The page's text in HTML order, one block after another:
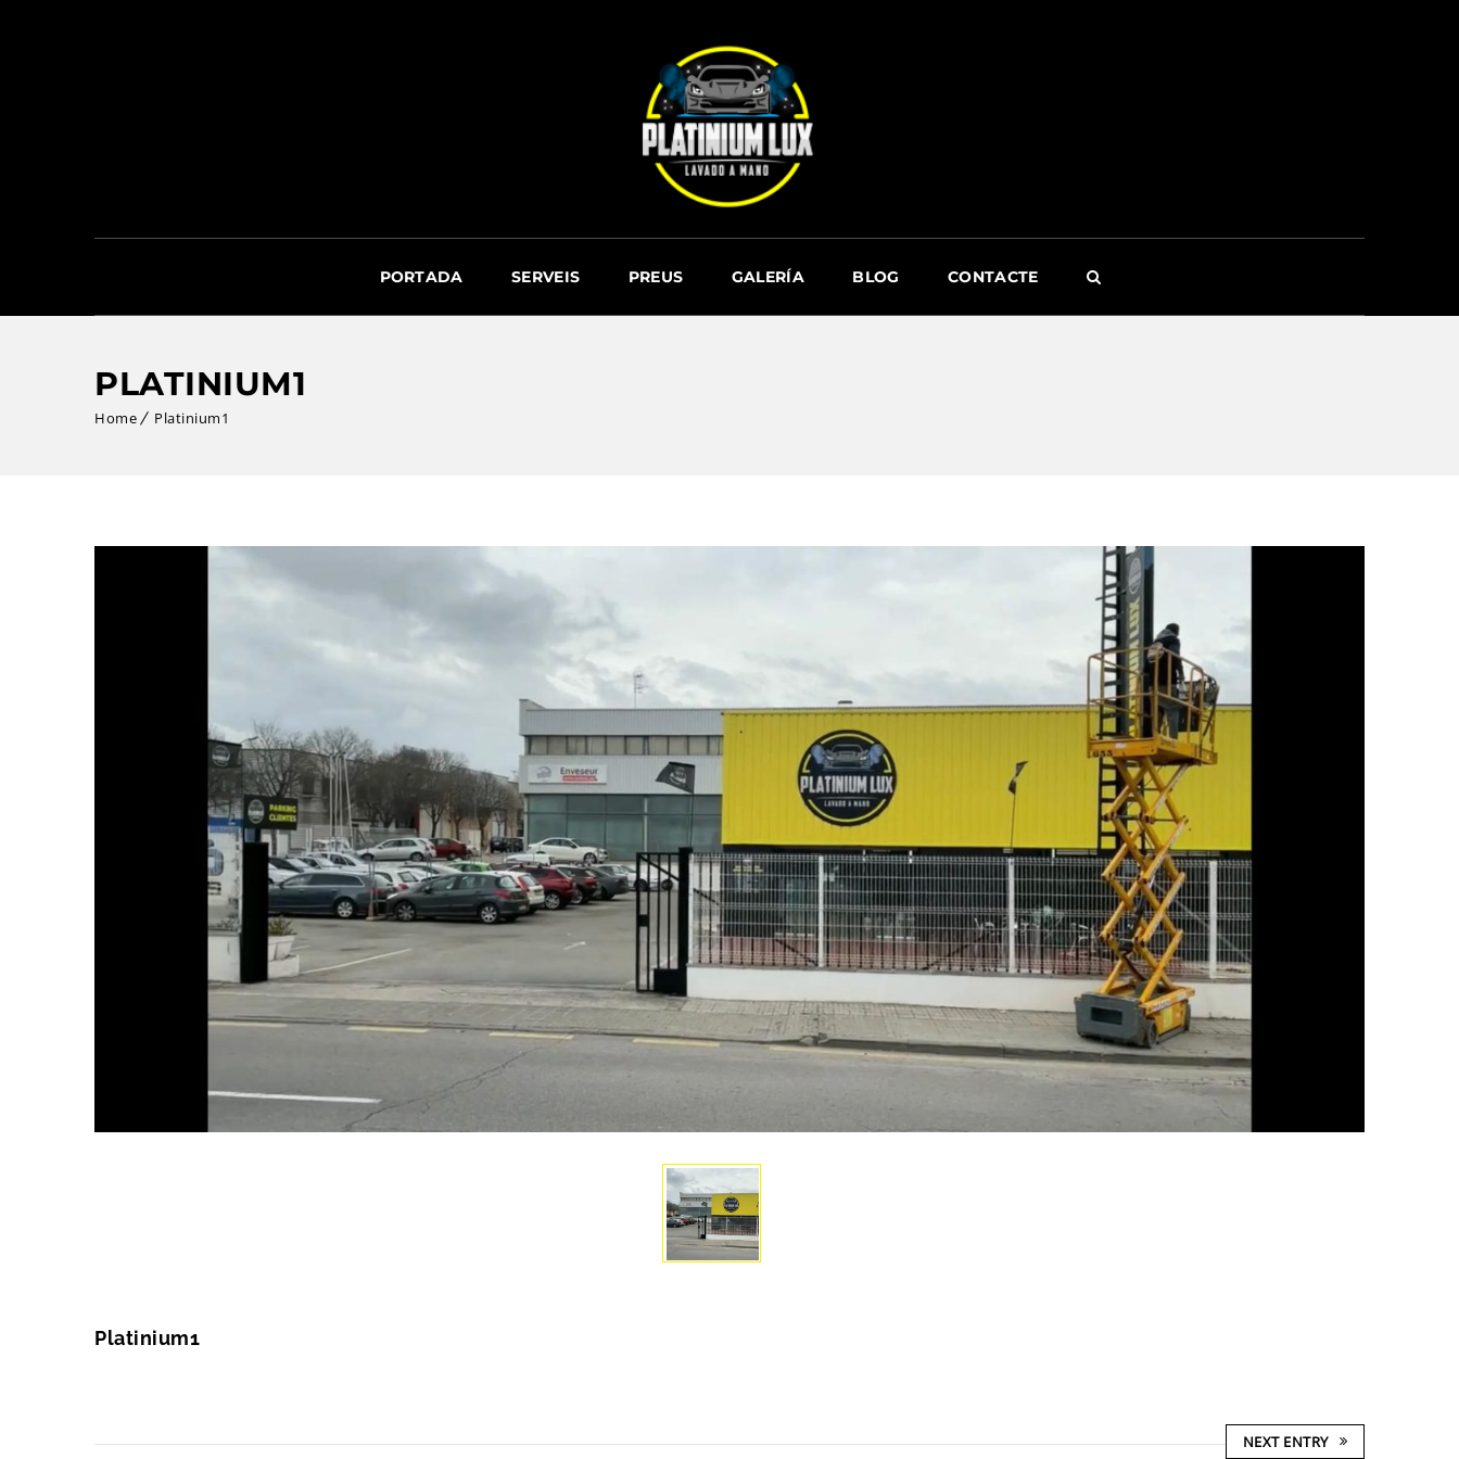
PORTADA SERVEIS PREUS GALERÍA BLOG CONTACTE
PLATINIUM1
Home Platinium1
Platinium1
NEXT ENTRY